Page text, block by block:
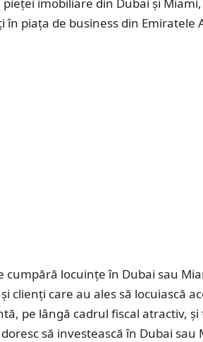
în piața de business din Emiratele
locuințe în Dubai sau
clienți care au ales să locuiască
pe lângă cadrul fiscal atractiv, și
să investească în Dubai sau